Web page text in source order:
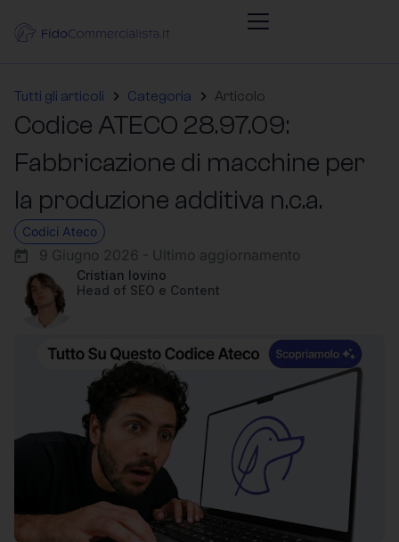
Tutti gli articoli Categoria Articolo
Codice ATECO 28.97.09:
Fabbricazione di macchine per
la produzione additiva n.c.a.
Codici Ateco
9 Giugno 2026 - Ultimo aggiornamento
Cristian Iovino
Head of SEO e Content